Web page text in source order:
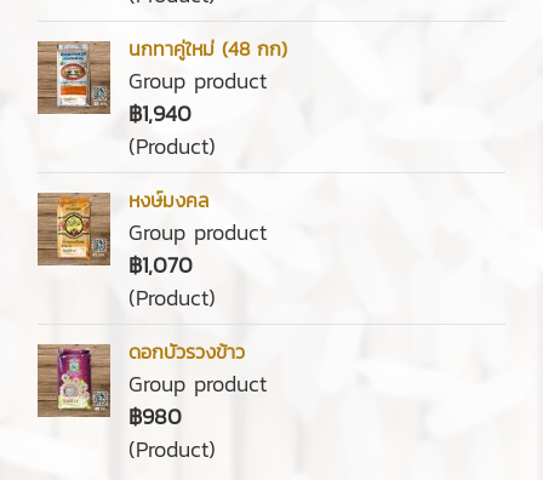
นกทาคู่ใหม่ (48 กก)
Group product
฿1,940
(Product)
หงษ์มงคล
Group product
฿1,070
(Product)
ดอกบัวรวงข้าว
Group product
฿980
(Product)